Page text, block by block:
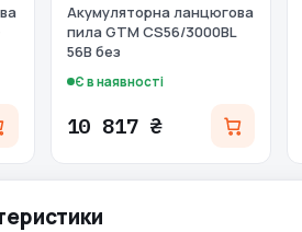
Акумуляторна ланцюгова
пила GTM CS56/3000BL
56В без
Є в наявності
10 817 ₴